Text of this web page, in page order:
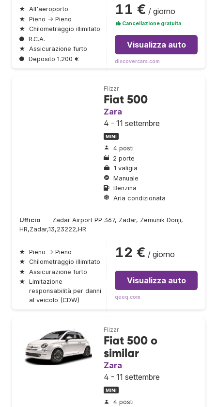
★ All'aeroporto
★ Pieno → Pieno
★ Chilometraggio illimitato
● R.C.A.
★ Assicurazione furto
● Deposito 1.200 €
11 € / giorno
Cancellazione gratuita
Visualizza auto
discovercars.com
Flizzr
Fiat 500
Zara
4 - 11 settembre
MINI
4 posti
2 porte
1 valigia
Manuale
Benzina
Aria condizionata
Ufficio
Zadar Airport PP 367, Zadar, Zemunik Donji,
HR,Zadar,13,23222,HR
★ Pieno → Pieno
★ Chilometraggio illimitato
★ Assicurazione furto
★ Limitazione
responsabilità per danni
al veicolo (CDW)
12 € / giorno
Visualizza auto
qeeq.com
Flizzr
Fiat 500 o
similar
Zara
4 - 11 settembre
MINI
4 posti